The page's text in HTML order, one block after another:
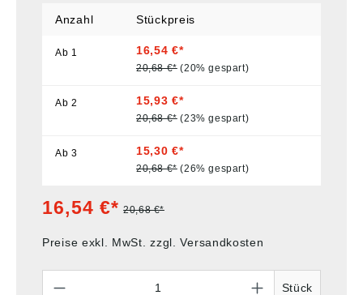
Anzahl Stückpreis
Ab 1 16,54 €*
20,68 €* (20% gespart)
Ab 2 15,93 €*
20,68 €* (23% gespart)
Ab 3 15,30 €*
20,68 €* (26% gespart)
16,54 €* 20,68 €*
Preise exkl. MwSt. zzgl. Versandkosten
Stück